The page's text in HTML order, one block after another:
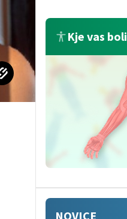
Kje vas
NOVICE